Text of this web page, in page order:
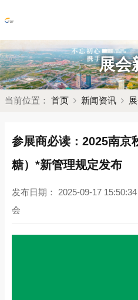
展会
当前位置： 首页 新闻资讯
参展商必读：2025南京
糖）*新管理规定发布
发布日期： 2025-09-17 15:50:34
会